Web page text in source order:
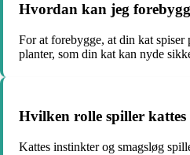
Hvordan kan jeg
For at forebygge, at din kat
planter, som din kat kan nyde
Hvilken rolle spiller
Kattes instinkter og smagsløg